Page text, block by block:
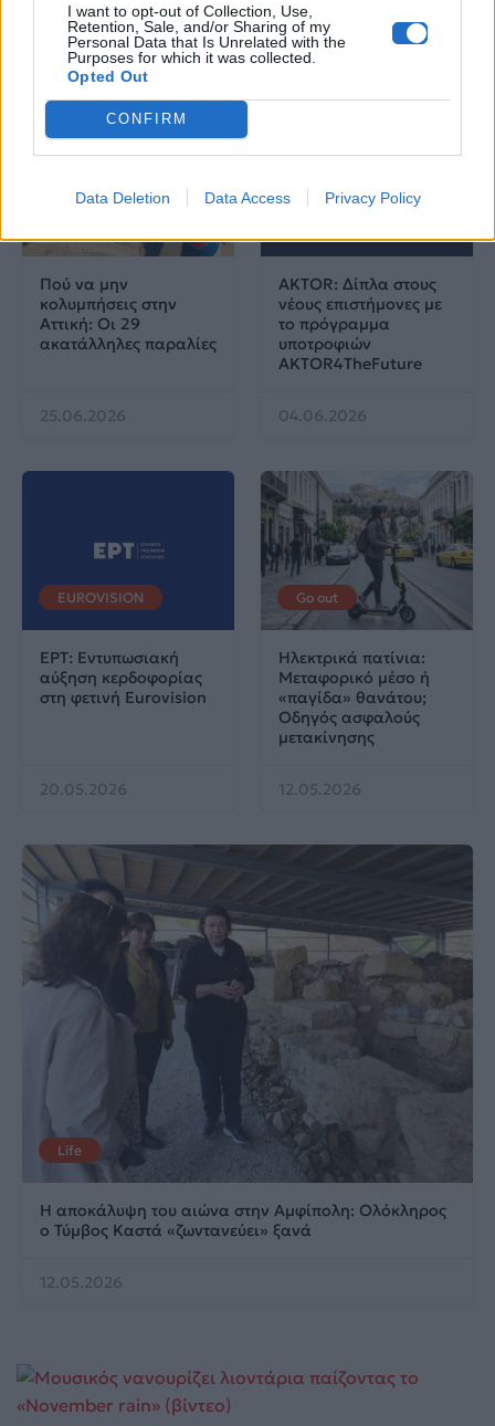
I want to opt-out of Collection, Use,
Retention, Sale, and/or Sharing of my
Personal Data that Is Unrelated with the
Purposes for which it was collected.
Opted Out
CONFIRM
Data Deletion Data Access Privacy Policy
26.06.2026 26.06.2026
Πού να μην
κολυμπήσεις στην
Αττική: Οι 29
ακατάλληλες παραλίες
25.06.2026
AKTOR: Δίπλα στους
νέους επιστήμονες με
το πρόγραμμα
υποτροφιών
AKTOR4TheFuture
04.06.2026
EUROVISION
ΕΡΤ: Εντυπωσιακή
αύξηση κερδοφορίας
στη φετινή Eurovision
20.05.2026
Go out
Ηλεκτρικά πατίνια:
Μεταφορικό μέσο ή
«παγίδα» θανάτου;
Οδηγός ασφαλούς
μετακίνησης
12.05.2026
Life
Η αποκάλυψη του αιώνα στην Αμφίπολη: Ολόκληρος
ο Τύμβος Καστά «ζωντανεύει» ξανά
12.05.2026